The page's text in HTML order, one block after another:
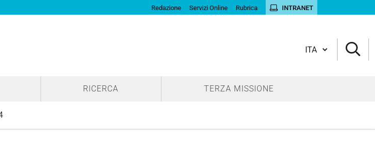
Redazione Servizi Online Rubrica INTRANET
Cambia lingua
RICERCA TERZA MISSIONE